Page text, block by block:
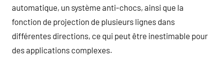
automatique, un système anti-chocs, ainsi que la
fonction de projection de plusieurs lignes dans
différentes directions, ce qui peut être inestimable pour
des applications complexes.